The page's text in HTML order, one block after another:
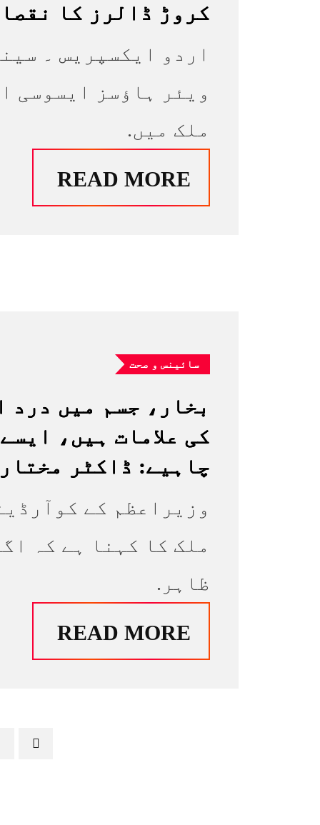
کروڑ ڈالرز کا
اردو ایکسپریس ۔
ویئر ہاؤسز ایسوسی
ملک میں.
READ MORE
سائینس و صحت
بخار، جسم میں درد
کی علامات ہیں،
چاہیے: ڈاکٹر مختار
وزیراعظم کے
ملک کا کہنا ہے کہ
ظاہر.
READ MORE